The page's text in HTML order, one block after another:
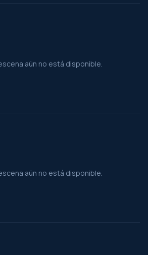
aún no está disponible.
aún no está disponible.